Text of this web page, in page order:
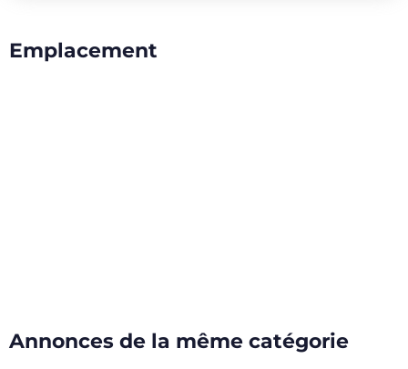
Emplacement
Annonces de la même catégorie